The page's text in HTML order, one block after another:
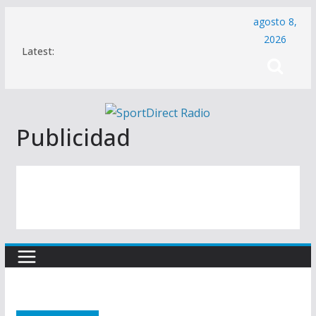
contenido
Latest:
agosto 8,
2026
Publicidad